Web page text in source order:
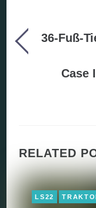
36-Fuß-
Case
RELATED
LS22